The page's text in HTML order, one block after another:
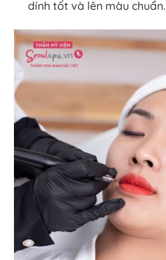
dính tốt và lên màu chuẩn.